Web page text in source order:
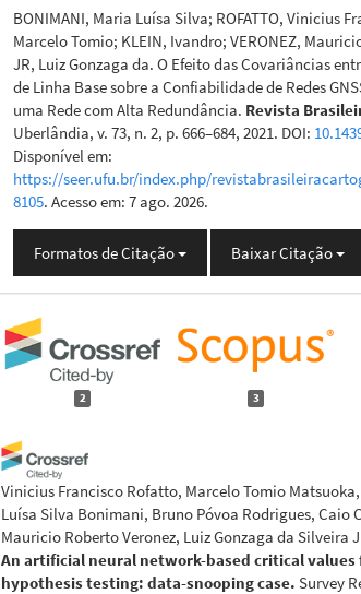
BONIMANI, Maria Luísa Silva; ROFATTO, Vinicius
Marcelo Tomio; KLEIN, Ivandro; VERONEZ,
JR, Luiz Gonzaga da. O Efeito das Covariâncias
de Linha Base sobre a Confiabilidade de Redes
uma Rede com Alta Redundância. Revista
Uberlândia, v. 73, n. 2, p. 666–684, 2021. DOI:
Disponível em:
https://seer.ufu.br/index.php/
8105. Acesso em: 7 ago. 2026.
Formatos de Citação Baixar Citação
2 3
Vinicius Francisco Rofatto, Marcelo Tomio
Luísa Silva Bonimani, Bruno Póvoa Rodrigues, Caio
Mauricio Roberto Veronez, Luiz Gonzaga da Silveira
An artificial neural network-based critical
hypothesis testing: data-snooping case. Survey